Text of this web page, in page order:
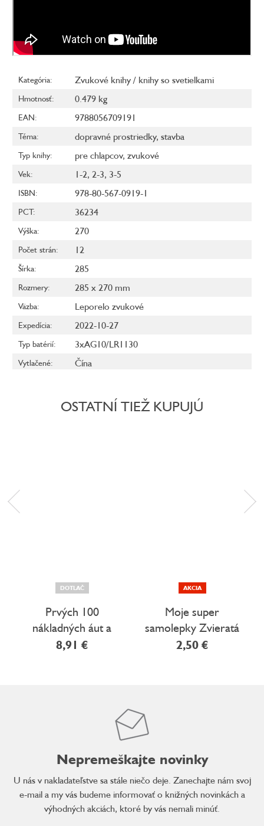
Kategória: Zvukové knihy / knihy so svetielkami
Hmotnosť: 0.479 kg
EAN: 9788056709191
Téma: dopravné prostriedky, stavba
Typ knihy: pre chlapcov, zvukové
Vek: 1-2, 2-3, 3-5
ISBN: 978-80-567-0919-1
PCT: 36234
Výška: 270
Počet strán: 12
Šírka: 285
Rozmery: 285 x 270 mm
Väzba: Leporelo zvukové
Expedícia: 2022-10-27
Typ batérií: 3xAG10/LR1130
Vytlačené: Čína
OSTATNÍ TIEŽ KUPUJÚ
DOTLAČ
Prvých 100
nákladných áut a
všetko, čo jazdí so
8,91 €
AKCIA
Moje super
samolepky Zvieratá
2,50 €
Nepremeškajte novinky
U nás v nakladateľstve sa stále niečo deje. Zanechajte nám svoj
e-mail a my vás budeme informovať o knižných novinkách a
výhodných akciách, ktoré by vás nemali minúť.